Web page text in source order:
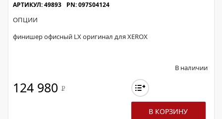
АРТИКУЛ: 49893 PN: 097S04124
ОПЦИИ
финишер офисный LX оригинал для XEROX
В наличии
124 980 Р
В КОРЗИНУ